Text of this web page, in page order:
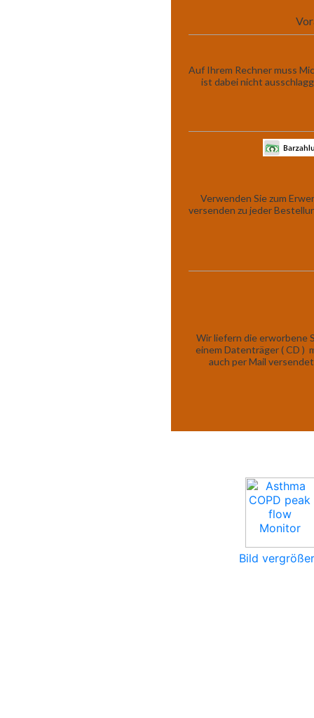
Auf Ihrem Rechner muss
ist dabei nicht
Verwenden Sie zum
versenden zu jeder
Wir liefern die erworbene
einem Datenträger ( CD )
auch per Mail
Bild